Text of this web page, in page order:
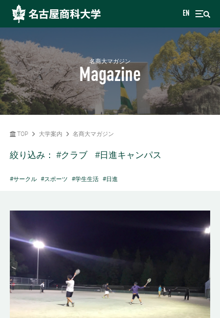
EN
名商大マガジン
Magazine
TOP 大学案内 名商大マガジン
絞り込み： #クラブ #日進キャンパス
#サークル #スポーツ #学生生活 #日進